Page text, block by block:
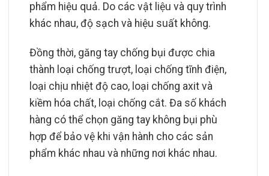
phẩm hiệu quả. Do các vật liệu và quy trình
khác nhau, độ sạch và hiệu suất không.
Đồng thời, găng tay chống bụi được chia
thành loại chống trượt, loại chống tĩnh điện,
loại chịu nhiệt độ cao, loại chống axit và
kiềm hóa chất, loại chống cắt. Đa số khách
hàng có thể chọn găng tay không bụi phù
hợp để bảo vệ khi vận hành cho các sản
phẩm khác nhau và những nơi khác nhau.